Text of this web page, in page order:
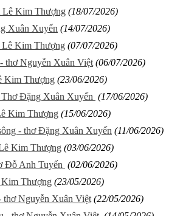
Kim Thượng (18/07/2026)
Xuân Xuyến (14/07/2026)
Lê Kim Thượng (07/07/2026)
thơ Nguyễn Xuân Việt (06/07/2026)
Kim Thượng (23/06/2026)
Đặng Xuân Xuyến (17/06/2026)
Kim Thượng (15/06/2026)
- thơ Đặng Xuân Xuyến (11/06/2026)
Kim Thượng (03/06/2026)
Đỗ Anh Tuyến (02/06/2026)
Kim Thượng (23/05/2026)
thơ Nguyễn Xuân Việt (22/05/2026)